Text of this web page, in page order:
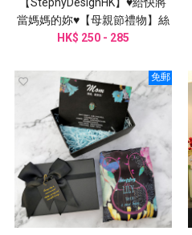
當媽媽的妳♥【母親節禮物】絲
巾禮盒
HK$ 250 - 285
免郵